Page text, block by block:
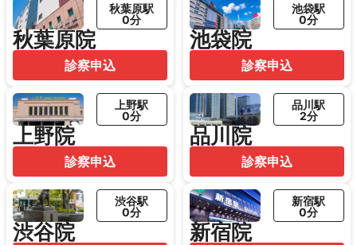
秋葉原院
秋葉原駅
0分
診察申込
池袋院
池袋駅
0分
診察申込
上野院
上野駅
0分
診察申込
品川院
品川駅
2分
診察申込
渋谷院
渋谷駅
0分
新宿院
新宿駅
0分